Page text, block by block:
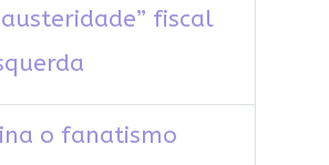
fiscal
o fanatismo